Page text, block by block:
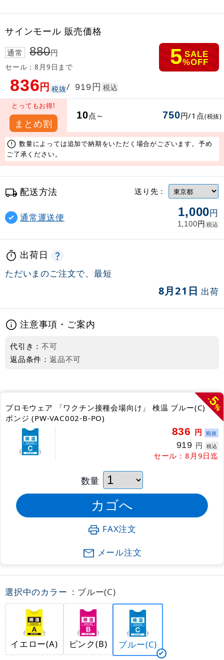
サインモール 販売価格
通常 880円
セール：8月9日まで 5 SALE
%OFF
836円 税抜/ 919円 税込
とってもお得!
まとめ割
10点～ 750円/1点(税抜)
数量によっては追加で納期をいただく場合がございます。予め
ご了承ください。
配送方法 送り先：
通常運送便 1,000円
1,100円 税込
出荷日
ただいまのご注文で、最短
8月21日 出荷
注意事項・ご案内
代引き：不可
返品条件： 返品不可
-
5
%
プロモウェア 「ワクチン接種会場向け」 検温 ブルー(C)
ポンジ (PW-VAC002-B-PO)
836 円 税抜
919 円 税込
セール：8月9日迄
数量
FAX注文
メール注文
選択中のカラー : ブルー(C)
イエロー(A) ピンク(B) ブルー(C)